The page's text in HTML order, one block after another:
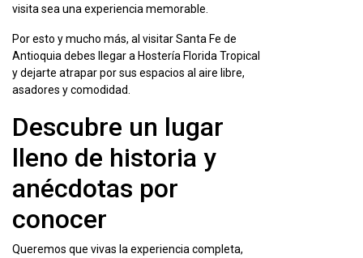
visita sea una experiencia memorable.
Por esto y mucho más, al visitar Santa Fe de
Antioquia debes llegar a Hostería Florida Tropical
y dejarte atrapar por sus espacios al aire libre,
asadores y comodidad.
Descubre un lugar
lleno de historia y
anécdotas por
conocer
Queremos que vivas la experiencia completa,